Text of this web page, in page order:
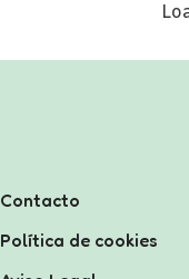
Contacto
Política de cookies